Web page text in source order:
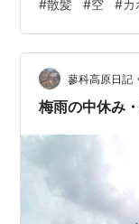
う。 中央に立っ
な色合いの雲が
時間豪雨が通り
をとりにいった
雲はかなりの速
#散髪 #空 #カ
蓼科高原日記
梅雨の中休み